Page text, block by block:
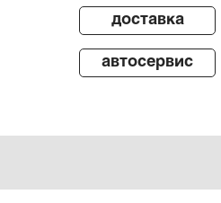
доставка
автосервис